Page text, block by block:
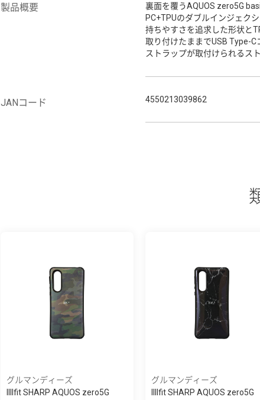
製品概要
裏面を覆うAQUOS zero5G
PC+TPUのダブルインジェク
持ちやすさを追求した形状と
取り付けたままでUSB Type-C
ストラップが取付けられるス
JANコード 4550213039862
グルマンディーズ
IIIIfit SHARP AQUOS zero5G
グルマンディーズ
IIIIfit SHARP AQUOS zero5G